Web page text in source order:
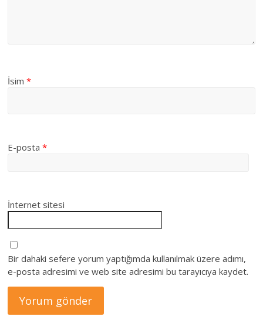
İsim*
E-posta*
İnternet sitesi
Bir dahaki sefere yorum yaptığımda kullanılmak üzere adımı,
e-posta adresimi ve web site adresimi bu tarayıcıya kaydet.